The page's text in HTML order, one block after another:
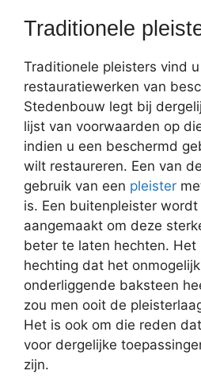
Traditionele
Traditionele pleisters vind
restauratiewerken van
Stedenbouw legt bij
lijst van voorwaarden op
indien u een beschermd
wilt restaureren. Een van
gebruik van een pleister
is. Een buitenpleister
aangemaakt om deze
beter te laten hechten. Het
hechting dat het
onderliggende baksteen
zou men ooit de
Het is ook om die reden
voor dergelijke
zijn.